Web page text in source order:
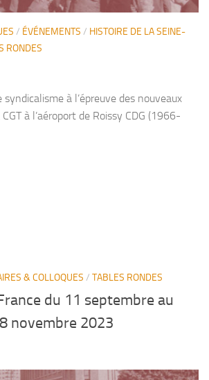
/ ÉVÉNEMENTS / HISTOIRE DE LA SEINE-
RONDES
syndicalisme à l’épreuve des nouveaux
CGT à l’aéroport de Roissy CDG (1966-
& COLLOQUES / TABLES RONDES
du 11 septembre au
novembre 2023